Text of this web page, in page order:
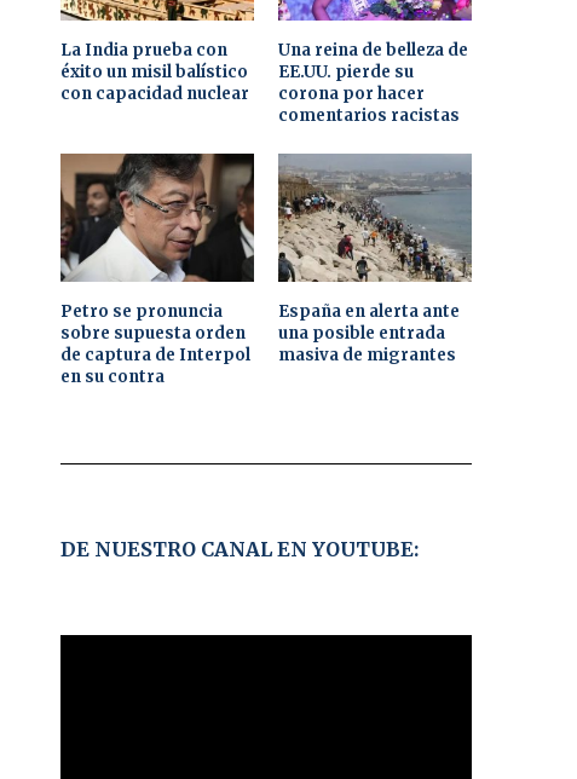
La India prueba con
éxito un misil balístico
con capacidad nuclear
Una reina de belleza de
EE.UU. pierde su
corona por hacer
comentarios racistas
Petro se pronuncia
sobre supuesta orden
de captura de Interpol
en su contra
España en alerta ante
una posible entrada
masiva de migrantes
DE NUESTRO CANAL EN YOUTUBE: